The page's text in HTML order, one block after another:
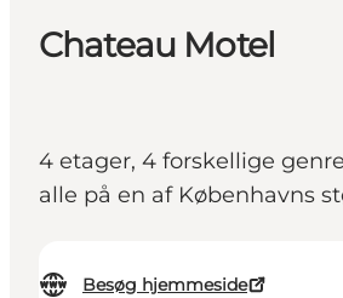
Chateau Motel
4 etager, 4 forskellige
alle på en af Københavns
Besøg hjemmeside